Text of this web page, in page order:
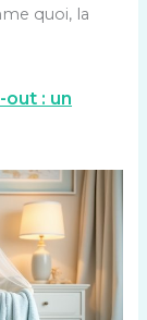
quoi, la
: un